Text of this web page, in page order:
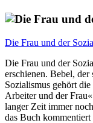
Die Frau und der
Die Frau und der
erschienen. Bebel,
Sozialismus gehört
Arbeiter und der
langer Zeit immer
das Buch kommentiert